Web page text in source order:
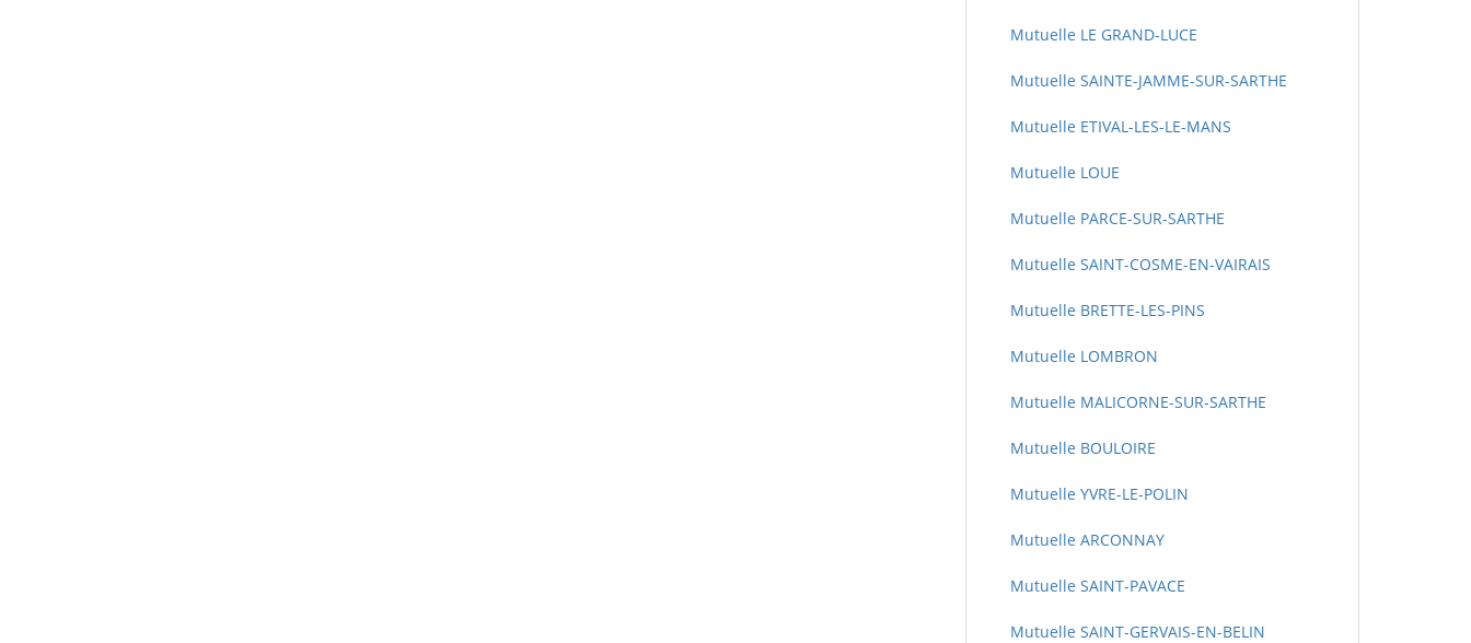
Mutuelle LE GRAND-LUCE
Mutuelle SAINTE-JAMME-SUR-SARTHE
Mutuelle ETIVAL-LES-LE-MANS
Mutuelle LOUE
Mutuelle PARCE-SUR-SARTHE
Mutuelle SAINT-COSME-EN-VAIRAIS
Mutuelle BRETTE-LES-PINS
Mutuelle LOMBRON
Mutuelle MALICORNE-SUR-SARTHE
Mutuelle BOULOIRE
Mutuelle YVRE-LE-POLIN
Mutuelle ARCONNAY
Mutuelle SAINT-PAVACE
Mutuelle SAINT-GERVAIS-EN-BELIN